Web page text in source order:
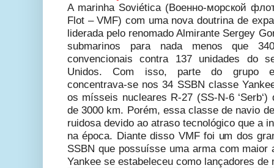
A marinha Soviética (Военно-морской
Flot – VMF) com uma nova doutrina de
liderada pelo renomado Almirante Sergey
submarinos para nada menos que
convencionais contra 137 unidades do
Unidos.Com isso, parte do grupo
concentrava-se nos 34 SSBN classe
os mísseis nucleares R-27 (SS-N-6
de 3000 km. Porém, essa classe de navio
ruidosa devido ao atraso tecnológico que a
na época. Diante disso VMF foi um dos
SSBN que possuísse uma arma com
Yankee se estabeleceu como lançadores